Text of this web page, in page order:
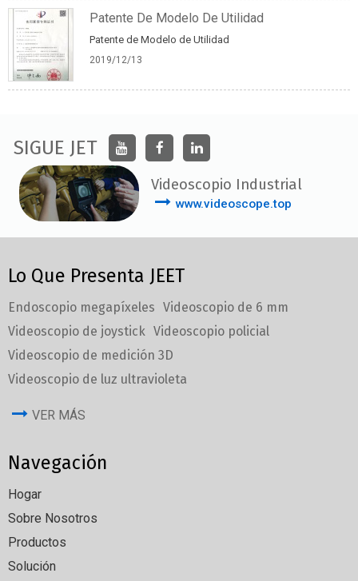
Patente De Modelo De Utilidad
Patente de Modelo de Utilidad
2019/12/13
SIGUE JET
Videoscopio Industrial
www.videoscope.top
Lo Que Presenta JEET
Endoscopio megapíxeles Videoscopio de 6 mm
Videoscopio de joystick Videoscopio policial
Videoscopio de medición 3D
Videoscopio de luz ultravioleta
VER MÁS
Navegación
Hogar
Sobre Nosotros
Productos
Solución